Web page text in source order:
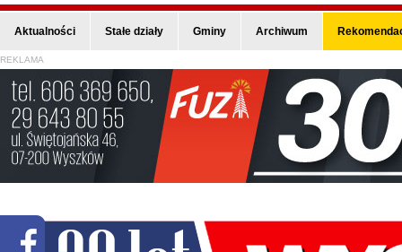
Aktualności Stałe działy Gminy Archiwum
REKLAMA